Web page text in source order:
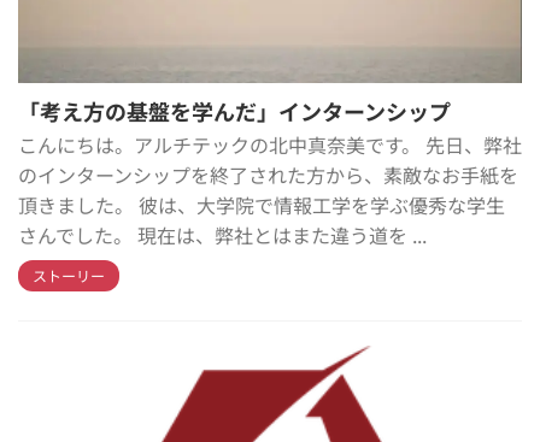
「考え方の基盤を学んだ」インターンシップ
こんにちは。アルチテックの北中真奈美です。 先日、弊社
のインターンシップを終了された方から、素敵なお手紙を
頂きました。 彼は、大学院で情報工学を学ぶ優秀な学生
さんでした。 現在は、弊社とはまた違う道を ...
ストーリー